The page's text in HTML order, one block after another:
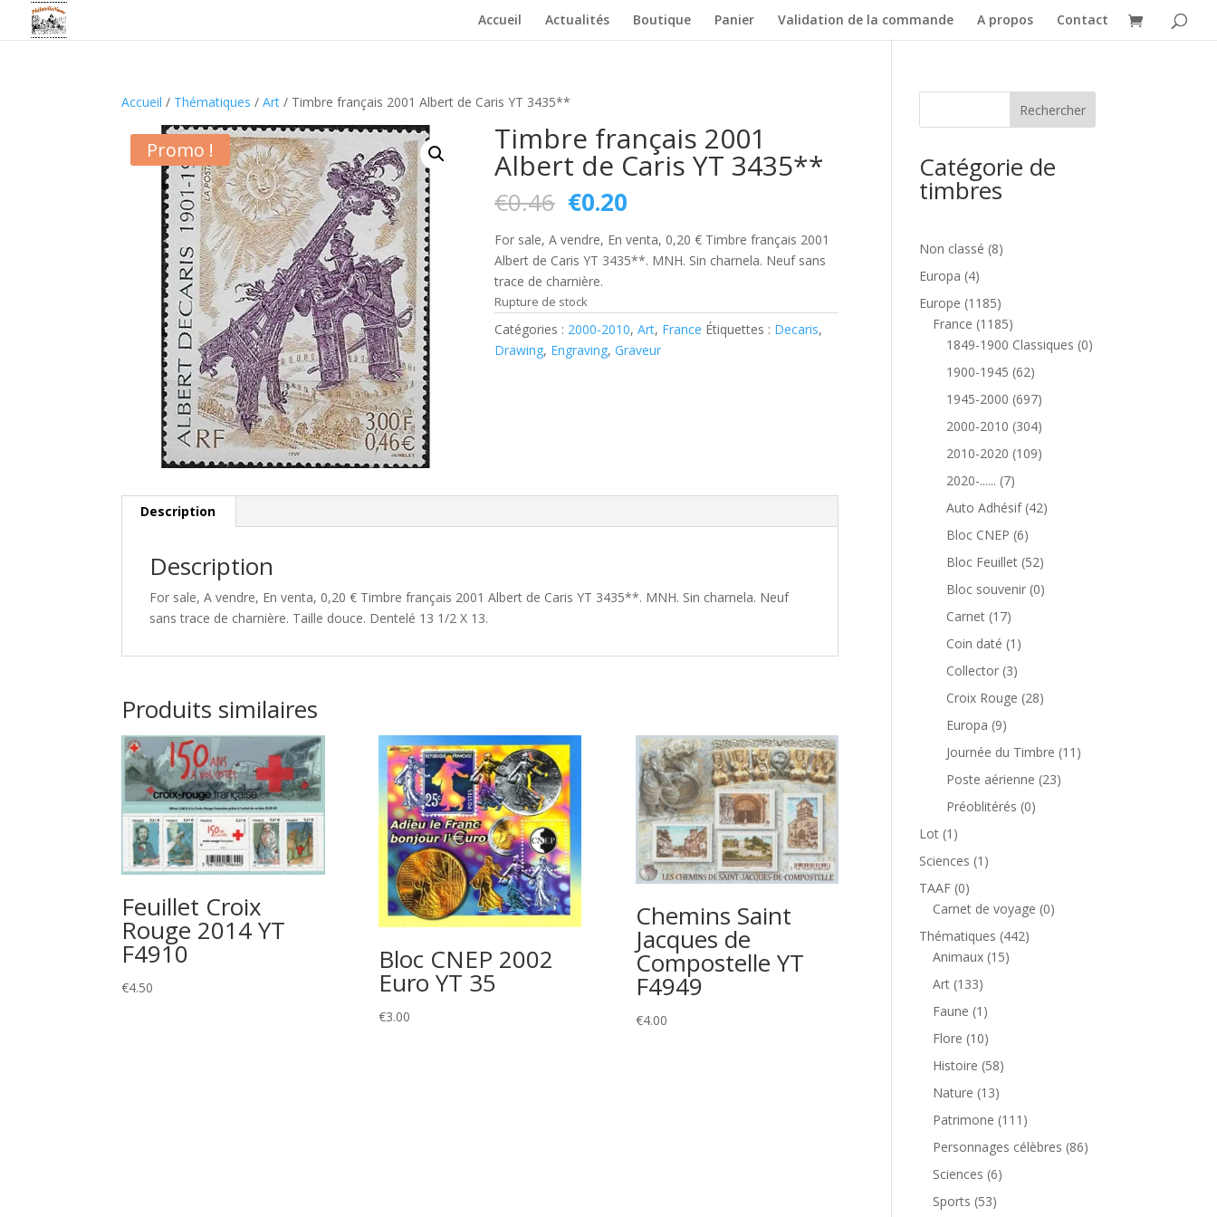
Accueil Actualités Boutique Panier Validation de la commande A propos Contact
Accueil / Thématiques /Art / Timbre français 2001 Albert de Caris YT 3435**
Promo ! Timbre français 2001
Albert de Caris YT 3435**
€0.46 Le
prix
initial
était :
€0.46.
€0.20
actuel
est :
For sale, A vendre, En venta, 0,20 € Timbre français 2001
Albert de Caris YT 3435**. MNH. Sin charnela. Neuf sans
trace de charnière.
Rupture de stock
Catégories : 2000-2010,Art, France Étiquettes : Decaris,
Drawing, Engraving,Graveur
Description
Description
For sale, A vendre, En venta, 0,20 € Timbre français 2001 Albert de Caris YT 3435**. MNH. Sin charnela. Neuf
sans trace de charnière. Taille douce. Dentelé 13 1/2 X 13.
Produits similaires
Feuillet Croix
Rouge 2014 YT
F4910
€4.50
Bloc CNEP 2002
Euro YT 35
€3.00
Chemins Saint
Jacques de
Compostelle YT
F4949
€4.00
Catégorie de
timbres
Non classé 88
Europa 44
produits
Europe 11851185
produits
France 11851185
produits
1849-1900 Classiques 00
1900-1945 6262
produits
1945-2000 697697
produits
2000-2010 304304
produits
2010-2020 109109
2020-...... 77
produits
Auto Adhésif 4242
Bloc CNEP 66
produits
Bloc Feuillet 5252
produits
Bloc souvenir 00
Carnet 1717
produits
Coin daté 1 1
Collector 33
produits
Croix Rouge 2828
Europa 99
produits
Journée du Timbre 11 11
Poste aérienne 2323
Préoblitérés 00
Lot 1 1
produit
Sciences 1 1
TAAF 00
produit
Carnet de voyage 00
Thématiques 442442
Animaux 1515
Art 133133
produits
Faune 1 1
produit
Flore 1010
produits
Histoire 5858
Nature 1313
produits
Patrimone 111 111
produits
Personnages célèbres 8686
Sciences 66
Sports 5353